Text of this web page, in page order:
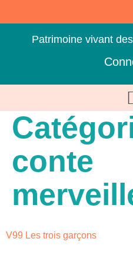
Patrimoine vivant
conte
V99 Les trois garçons